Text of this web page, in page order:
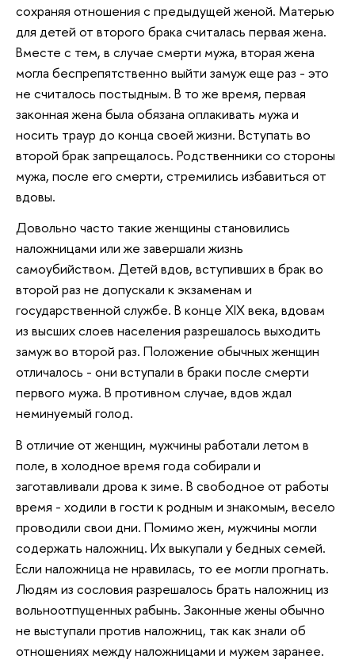
сохраняя отношения с предыдущей женой. Матерью
для детей от второго брака считалась первая жена.
Вместе с тем, в случае смерти мужа, вторая жена
могла беспрепятственно выйти замуж еще раз - это
не считалось постыдным. В то же время, первая
законная жена была обязана оплакивать мужа и
носить траур до конца своей жизни. Вступать во
второй брак запрещалось. Родственники со стороны
мужа, после его смерти, стремились избавиться от
вдовы.
Довольно часто такие женщины становились
наложницами или же завершали жизнь
самоубийством. Детей вдов, вступивших в брак во
второй раз не допускали к экзаменам и
государственной службе. В конце XIX века, вдовам
из высших слоев населения разрешалось выходить
замуж во второй раз. Положение обычных женщин
отличалось - они вступали в браки после смерти
первого мужа. В противном случае, вдов ждал
неминуемый голод.
В отличие от женщин, мужчины работали летом в
поле, в холодное время года собирали и
заготавливали дрова к зиме. В свободное от работы
время - ходили в гости к родным и знакомым, весело
проводили свои дни. Помимо жен, мужчины могли
содержать наложниц. Их выкупали у бедных семей.
Если наложница не нравилась, то ее могли прогнать.
Людям из сословия разрешалось брать наложниц из
вольноотпущенных рабынь. Законные жены обычно
не выступали против наложниц, так как знали об
отношениях между наложницами и мужем заранее.